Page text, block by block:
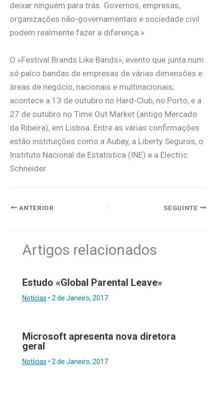
deixar ninguém para trás. Governos, empresas,
organizações não-governamentais e sociedade civil
podem realmente fazer a diferença.»
O «Festival Brands Like Bands», evento que junta num
só palco bandas de empresas de várias dimensões e
áreas de negócio, nacionais e multinacionais,
acontece a 13 de outubro no Hard-Club, no Porto, e a
27 de outubro no Time Out Market (antigo Mercado
da Ribeira), em Lisboa. Entre as várias confirmações
estão instituições como a Aubay, a Liberty Seguros, o
Instituto Nacional de Estatística (INE) e a Electric
Schneider.
ANTERIOR SEGUINTE
Artigos relacionados
Estudo «Global Parental Leave»
Notícias • 2 de Janeiro, 2017
Microsoft apresenta nova diretora
geral
Notícias • 2 de Janeiro, 2017